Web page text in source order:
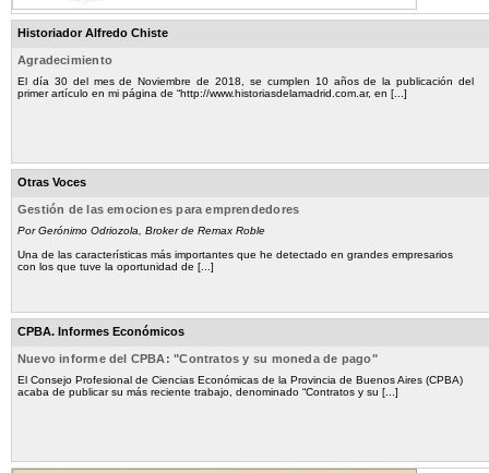
Historiador Alfredo Chiste
Agradecimiento
El día 30 del mes de Noviembre de 2018, se cumplen 10 años de la publicación del
primer artículo en mi página de “http://www.historiasdelamadrid.com.ar, en [...]
Otras Voces
Gestión de las emociones para emprendedores
Por Gerónimo Odriozola, Broker de Remax Roble
Una de las características más importantes que he detectado en grandes empresarios
con los que tuve la oportunidad de [...]
CPBA. Informes Económicos
Nuevo informe del CPBA: "Contratos y su moneda de pago"
El Consejo Profesional de Ciencias Económicas de la Provincia de Buenos Aires (CPBA)
acaba de publicar su más reciente trabajo, denominado “Contratos y su [...]